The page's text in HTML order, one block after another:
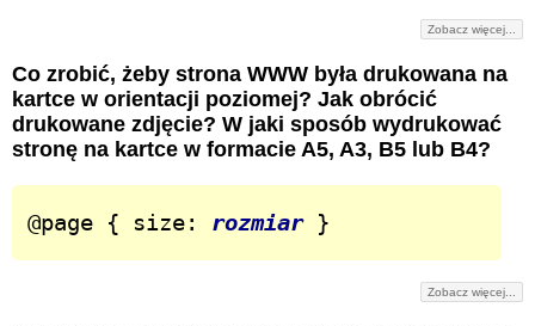
Zobacz więcej...
Co zrobić, żeby strona WWW była drukowana na
kartce w orientacji poziomej? Jak obrócić
drukowane zdjęcie? W jaki sposób wydrukować
stronę na kartce w formacie A5, A3, B5 lub B4?
@page { size: rozmiar }
Zobacz więcej...